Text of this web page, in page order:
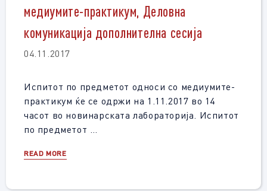
медиумите-практикум, Деловна
комуникација дополнителна сесија
04.11.2017
Испитот по предметот односи со медиумите-
практикум ќе се одржи на 1.11.2017 во 14
часот во новинарската лабораторија. Испитот
по предметот …
READ MORE